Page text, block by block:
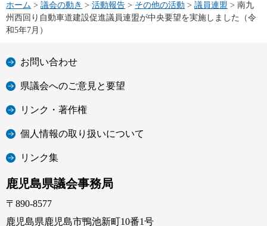
ホーム > 議会の動き > 活動報告 > その他の活動 > 議員連盟 > 南九
州西回り自動車道建設促進議員連盟が中央要望を実施しました（令
和5年7月）
お問い合わせ
県議会へのご意見と要望
リンク・著作権
個人情報の取り扱いについて
リンク集
鹿児島県議会事務局
〒890-8577
鹿児島県鹿児島市鴨池新町10番1号